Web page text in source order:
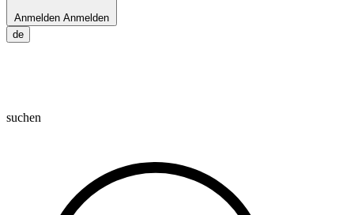
Anmelden Anmelden
de
suchen